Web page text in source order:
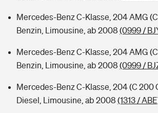
Mercedes-Benz C-Klasse, 204 AMG
Benzin, Limousine, ab 2008 (0999 /
Mercedes-Benz C-Klasse, 204 AMG (C
Benzin, Limousine, ab 2008 (0999 /
Mercedes-Benz C-Klasse, 204 (C 200
Diesel, Limousine, ab 2008 (1313 /